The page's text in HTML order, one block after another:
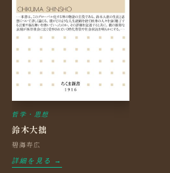
哲学・思想
鈴木大拙
碧海寿広
詳細を見る →